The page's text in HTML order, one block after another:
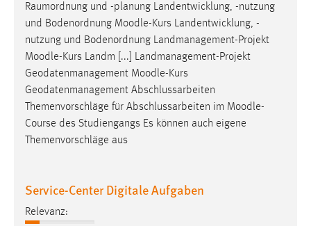
Raumordnung und -planung Landentwicklung, -nutzung
und Bodenordnung Moodle-Kurs Landentwicklung, -
nutzung und Bodenordnung Landmanagement-Projekt
Moodle-Kurs Landm [...] Landmanagement-Projekt
Geodatenmanagement Moodle-Kurs
Geodatenmanagement Abschlussarbeiten
Themenvorschläge für Abschlussarbeiten im Moodle-
Course des Studiengangs Es können auch eigene
Themenvorschläge aus
Service-Center Digitale Aufgaben
Relevanz: